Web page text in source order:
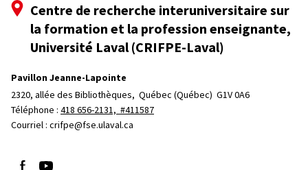
Centre de recherche interuniversitaire sur
la formation et la profession enseignante,
Université Laval (CRIFPE-Laval)
Pavillon Jeanne-Lapointe
2320, allée des Bibliothèques, Québec (Québec)  G1V 0A6
Téléphone : 418 656-2131, #411587
Courriel : crifpe@fse.ulaval.ca
Suivez-nous sur Facebook
Suivez-nous sur YouTube